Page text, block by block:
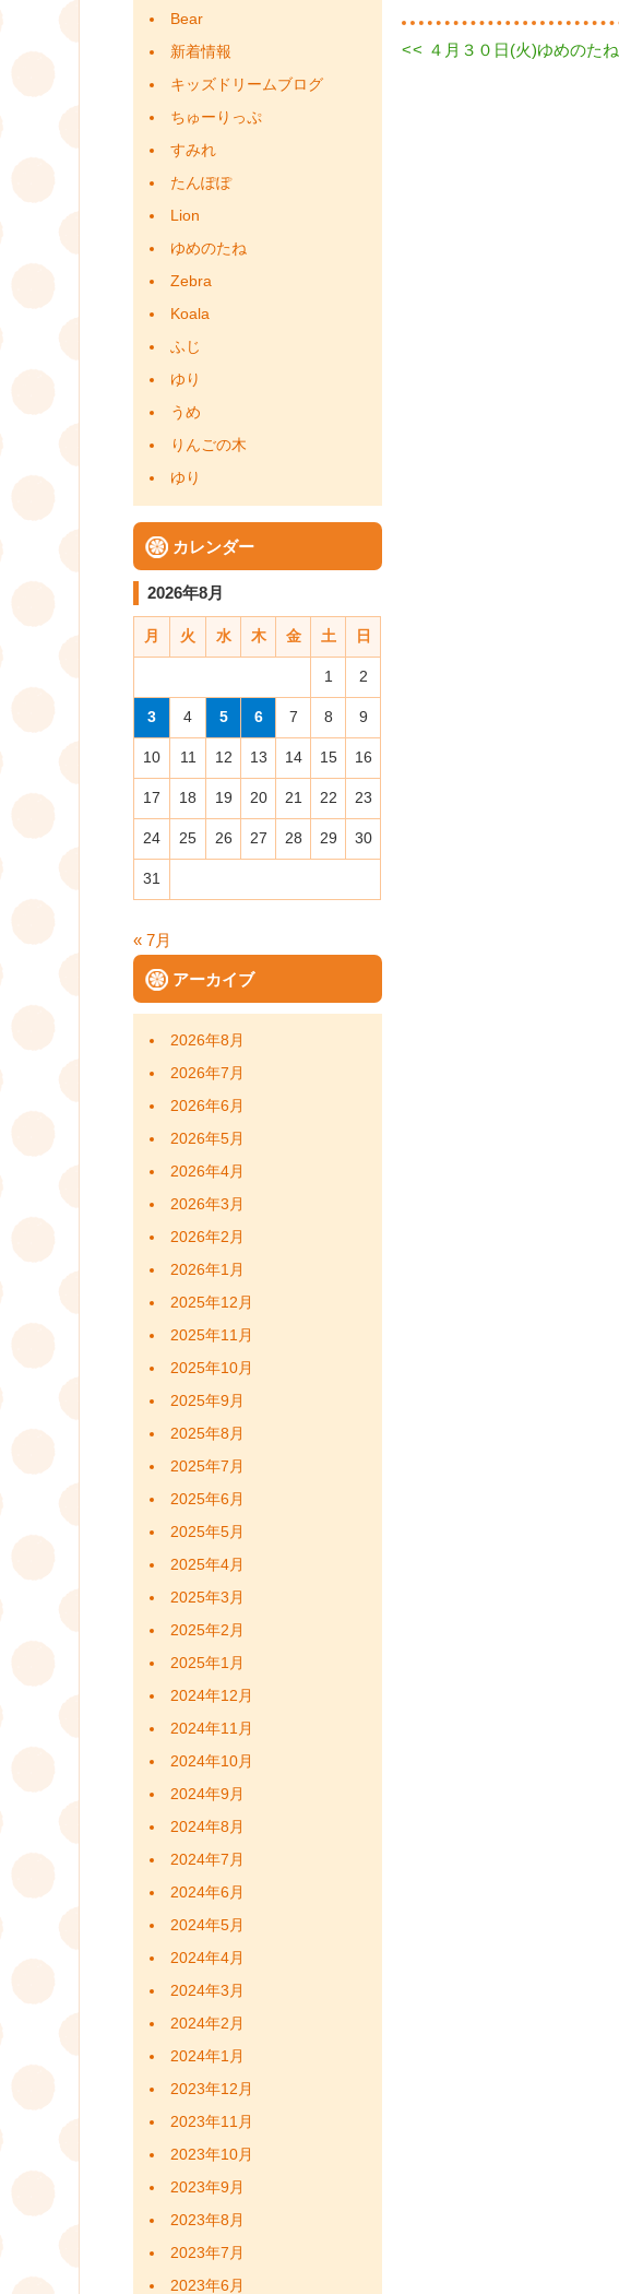
Bear
新着情報
キッズドリームブログ
ちゅーりっぷ
すみれ
たんぽぽ
Lion
ゆめのたね
Zebra
Koala
ふじ
ゆり
うめ
りんごの木
ゆり
カレンダー
2026年8月
月 火 水 木 金 土 日
1 2
3 4 5 6 7 8 9
10 11 12 13 14 15 16
17 18 19 20 21 22 23
24 25 26 27 28 29 30
31
« 7月
アーカイブ
2026年8月
2026年7月
2026年6月
2026年5月
2026年4月
2026年3月
2026年2月
2026年1月
2025年12月
2025年11月
2025年10月
2025年9月
2025年8月
2025年7月
2025年6月
2025年5月
2025年4月
2025年3月
2025年2月
2025年1月
2024年12月
2024年11月
2024年10月
2024年9月
2024年8月
2024年7月
2024年6月
2024年5月
2024年4月
2024年3月
2024年2月
2024年1月
2023年12月
2023年11月
2023年10月
2023年9月
2023年8月
2023年7月
2023年6月
投
Previous
<< ４月３０日(火)ゆめのたね